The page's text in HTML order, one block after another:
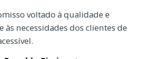
voltado à qualidade e
às necessidades dos clientes de